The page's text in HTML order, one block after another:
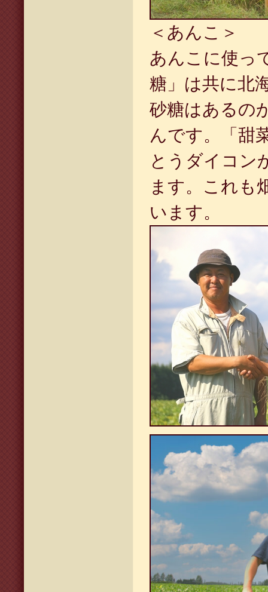
＜あんこ＞
あんこに使っ
糖」は共に北
砂糖はあるの
んです。「甜
とうダイコン
ます。これも
います。